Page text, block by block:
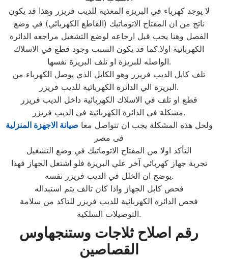
لا يوجد كهرباء في البريزة المغذية للديب فريزر وهذا قد يكون
ناتج من ان المفتاح الاتوماتيك (القاطع الكهربائي) في وضع
الفصل وهنا يجب قبل ارجاعه لوضع التشغيل مراجعه الدائرة
الكهربائية اولا.كما قد يكون السبب وجود قطع في الاسلاك
الواصله للبريزة او تلف البريزة نفسها.
تلف كابل الديب فريزر وهو الكابل الذي يوصل الكهرباء من
البريزة الي الدائرة الكهربائية للديب فريزر.
قطع او تلف في الاسلاك الكهربائية داخل الديب فريزر
مشكلة في الدائرة الكهربائية في الديب فريزر.
ولحل هذه المشكلة يجب ان تتواصل معا صيانة الاجهزة المنزلية
فى مصر
التأكد اولا من المفتاح الاتوماتيك في وضع التشغيل
تجربة جهاز كهربائي آخر علي البريزة فلو اشتغل الجهاز فهذا
يوضح ان الخلل في الديب فريزر نفسه.
فحص كابل الجهاز واذا كان تالف يتم استبداله
فحص الدائرة الكهربائية للديب فريزر للتاكد من سلامة
التوصيلات السلكية.
رقم اصلاح ثلاجات وستنجهاوس
القصاصين